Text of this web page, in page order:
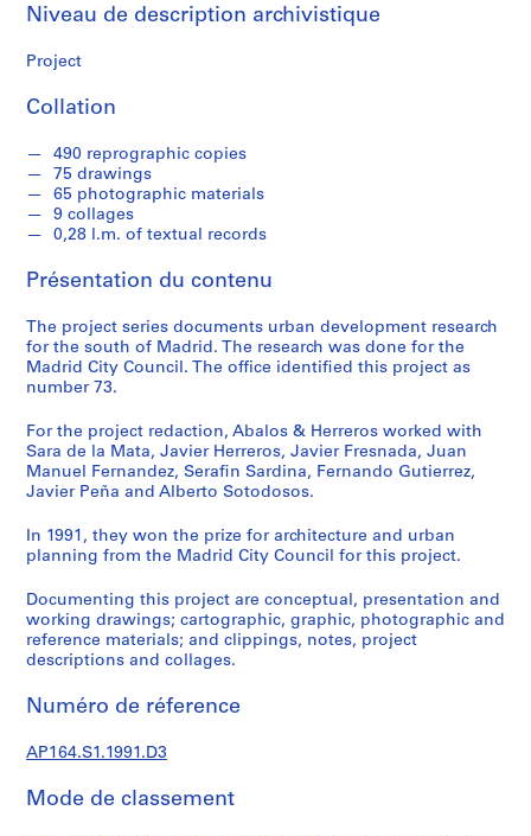
)
A
r
h
i
t
e
t
r
a
l
p
r
o
j
e
c
t
,
1
9
5
3
2
0
Niveau de description archivistique
Project
Collation
490 reprographic copies
75 drawings
65 photographic materials
9 collages
0,28 l.m. of textual records
Présentation du contenu
The project series documents urban development research
for the south of Madrid. The research was done for the
Madrid City Council. The office identified this project as
number 73.
For the project redaction, Abalos & Herreros worked with
Sara de la Mata, Javier Herreros, Javier Fresnada, Juan
Manuel Fernandez, Serafin Sardina, Fernando Gutierrez,
Javier Peña and Alberto Sotodosos.
In 1991, they won the prize for architecture and urban
planning from the Madrid City Council for this project.
Documenting this project are conceptual, presentation and
working drawings; cartographic, graphic, photographic and
reference materials; and clippings, notes, project
descriptions and collages.
Numéro de réference
AP164.S1.1991.D3
Mode de classement